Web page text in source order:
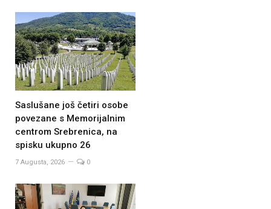
Saslušane još četiri osobe
povezane s Memorijalnim
centrom Srebrenica, na
spisku ukupno 26
7 Augusta, 2026 0